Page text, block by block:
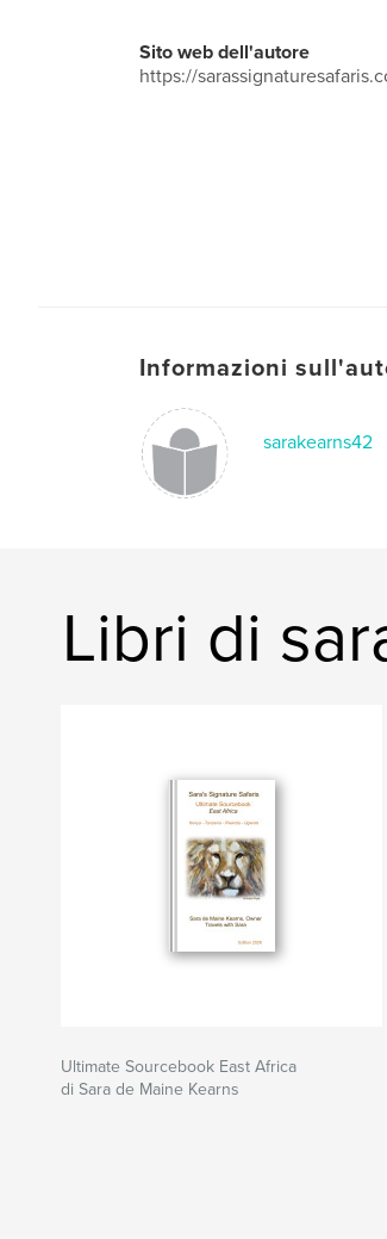
Sito web dell'autore
https://
Informazioni
sarakearns42
Libri di
Ultimate Sourcebook East Africa
di Sara de Maine Kearns